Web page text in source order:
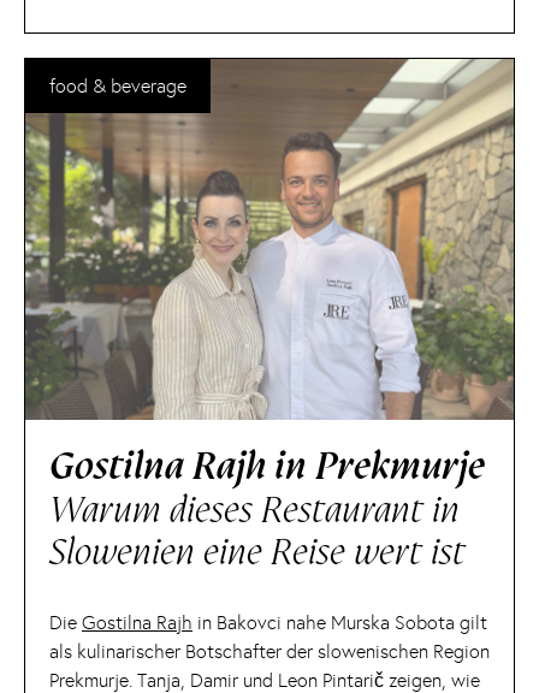
Gostilna Rajh in Prekmurje
Warum dieses Restaurant in
Slowenien eine Reise wert ist
Die Gostilna Rajh in Bakovci nahe Murska Sobota gilt
als kulinarischer Botschafter der slowenischen Region
Prekmurje. Tanja, Damir und Leon Pintarič zeigen, wie
food & beverage